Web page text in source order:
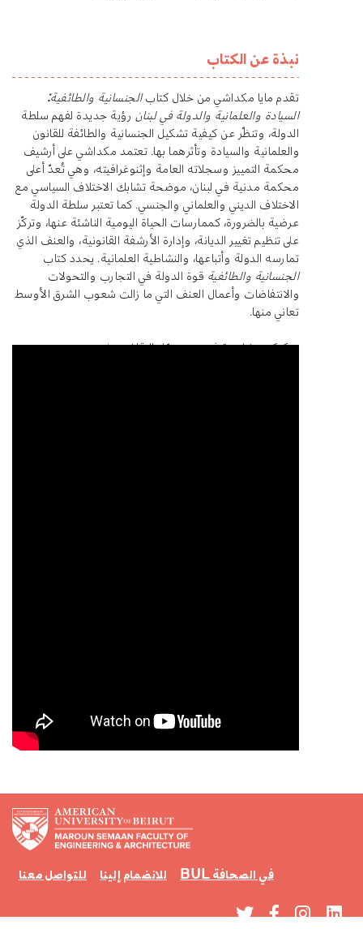
نبذة عن الكتاب
تقدم مايا مكداشي من خلال كتابالجنسانية والطائفية:
السيادة والعلمانية والدولة في لبنان رؤية جديدة لفهم سلطة
الدولة، وتنظّر عن كيفية تشكيل الجنسانية والطائفة للقانون
والعلمانية والسيادة وتأثرهما بها. تعتمد مكداشي على أرشيف
محكمة التمييز وسجلاته العامة وإثنوغرافيته، وهي تُعدّ أعلى
محكمة مدنية في لبنان، موضحة تشابك الاختلاف السياسي مع
الاختلاف الديني والعلماني والجنسي. كما تعتبر سلطة الدولة
عرضية بالضرورة، كممارسات الحياة اليومية الناشئة عنها، وتركّز
على تنظيم تغيير الديانة، وإدارة الأرشفة القانونية، والعنف الذي
تمارسه الدولة وأتباعها، والنشاطية العلمانية. يحدد كتاب
الجنسانية والطائفية قوة الدولة في التجارب والتحولات
والانتفاضات وأعمال العنف التي ما زالت شعوب الشرق الأوسط
تعاني منها.
يمكنكم مشاهدة فيديو مسجّل للنقاشهنا.
للتواصل معنا للانضمام إلينا BUL في الصحافة